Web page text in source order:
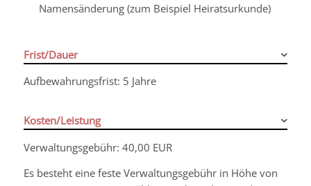
Namensänderung (zum Beispiel Heiratsurkunde)
Frist/Dauer
Aufbewahrungsfrist: 5 Jahre
Kosten/Leistung
Verwaltungsgebühr: 40,00 EUR
Es besteht eine feste Verwaltungsgebühr in Höhe von